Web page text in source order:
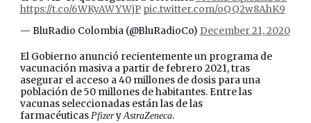
https://t.co/6WKyAWYWjP pic.twitter.com/oQQ2w8AhK9
— BluRadio Colombia (@BluRadioCo) December 21, 2020
El Gobierno anunció recientemente un programa de
vacunación masiva a partir de febrero 2021, tras
asegurar el acceso a 40 millones de dosis para una
población de 50 millones de habitantes. Entre las
vacunas seleccionadas están las de las
farmacéuticas PfizeryAstraZeneca.